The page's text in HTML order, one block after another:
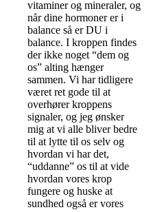
vitaminer og mineraler, og
når dine hormoner er i
balance så er DU i
balance. I kroppen findes
der ikke noget “dem og
os” alting hænger
sammen. Vi har tidligere
været ret gode til at
overhører kroppens
signaler, og jeg ønsker
mig at vi alle bliver bedre
til at lytte til os selv og
hvordan vi har det,
“uddanne” os til at vide
hvordan vores krop
fungere og huske at
sundhed også er vores